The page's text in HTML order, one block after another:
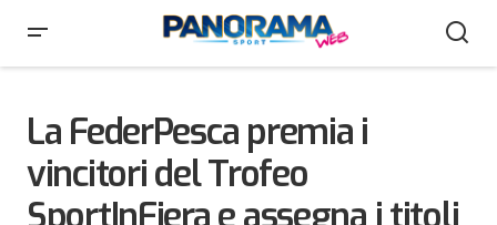
e Master
La FederPesca premia i
vincitori del Trofeo